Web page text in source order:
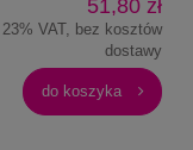
51,80 zł
VAT, bez kosztów
dostawy
do koszyka